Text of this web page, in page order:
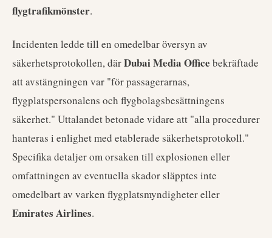
flygtrafikmönster.
Incidenten ledde till en omedelbar översyn av
säkerhetsprotokollen, därDubai Media Office bekräftade
att avstängningen var "för passagerarnas,
flygplatspersonalens och flygbolagsbesättningens
säkerhet." Uttalandet betonade vidare att "alla procedurer
hanteras i enlighet med etablerade säkerhetsprotokoll."
Specifika detaljer om orsaken till explosionen eller
omfattningen av eventuella skador släpptes inte
omedelbart av varken flygplatsmyndigheter eller
Emirates Airlines.